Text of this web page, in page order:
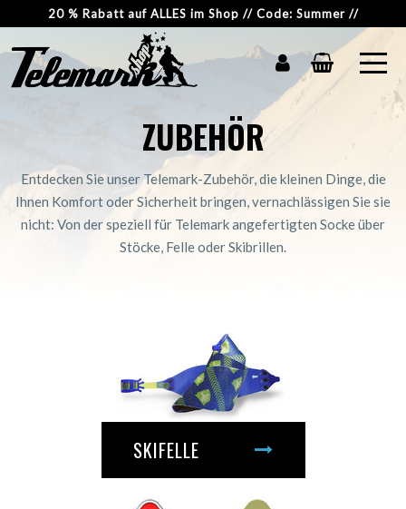
20 % Rabatt auf ALLES im Shop // Code: Summer //
ZUBEHÖR
Entdecken Sie unser Telemark-Zubehör, die kleinen Dinge, die
Ihnen Komfort oder Sicherheit bringen, vernachlässigen Sie sie
nicht: Von der speziell für Telemark angefertigten Socke über
Stöcke, Felle oder Skibrillen.
SKIFELLE